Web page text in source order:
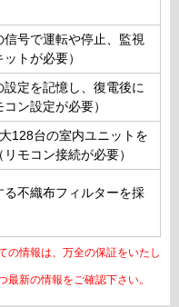
信号で運転や停止、監視
トが必要）
定を記憶し、復電後に
ン設定が必要）
128台の室内ユニットを
モコン接続が必要）
る不織布フィルターを採
の情報は、万全の保証をいたし
新の情報をご確認下さい。